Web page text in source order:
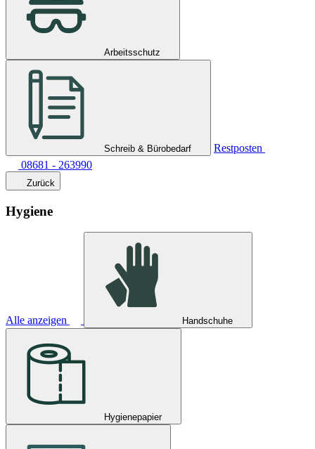
Arbeitsschutz
Schreib & Bürobedarf
Restposten
08681 - 263990
Zurück
Hygiene
Alle anzeigen Handschuhe
Hygienepapier